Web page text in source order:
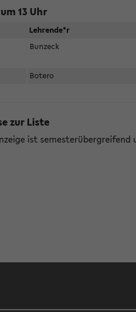
13 Uhr
Lehrende*r
Bunzeck
Botero
zur Liste
ist